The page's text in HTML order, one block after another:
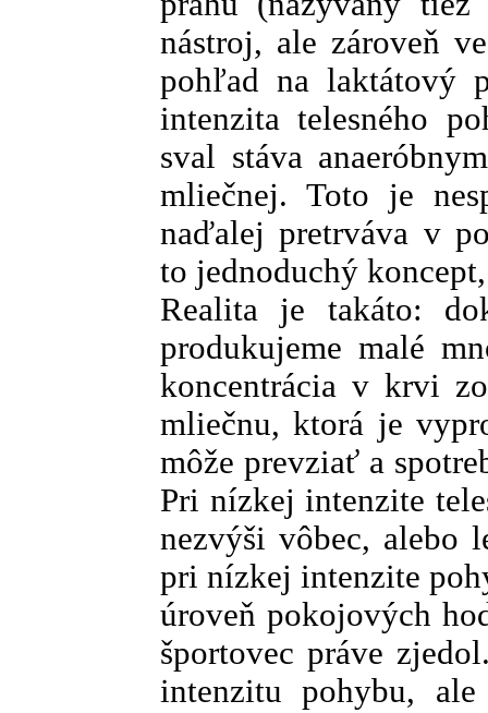
nástroj, ale zároveň
pohľad na laktátový
intenzita telesného
sval stáva
mliečnej. Toto je
naďalej pretrváva v
to jednoduchý
Realita je takáto:
produkujeme malé
koncentrácia v krvi
mliečnu, ktorá je
môže prevziať a
Pri nízkej intenzite
nezvýši vôbec, alebo
pri nízkej intenzite
úroveň pokojových
športovec práve
intenzitu pohybu,